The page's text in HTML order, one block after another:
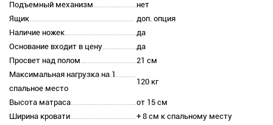
Подъемный механизм
нет
Ящик
доп. опция
Наличие ножек
да
Основание входит в цену
да
Просвет над полом
21 см
Максимальная нагрузка на 1
спальное место
120 кг
Высота матраса
от 15 см
Ширина кровати
+ 8 см к спальному месту